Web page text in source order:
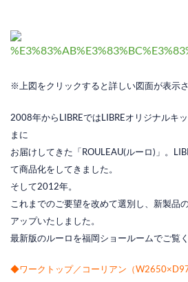
※上図をクリックすると詳しい図面が表示さ
2008年からLIBREではLIBREオリジナルキ
まに
お届けしてきた「ROULEAU(ルーロ)」。
て商品化をしてきました。
そして2012年。
これまでのご要望を改めて選別し、新製品
アップいたしました。
最新版のルーロを福岡ショールームでご覧く
◆ワークトップ／コーリアン（